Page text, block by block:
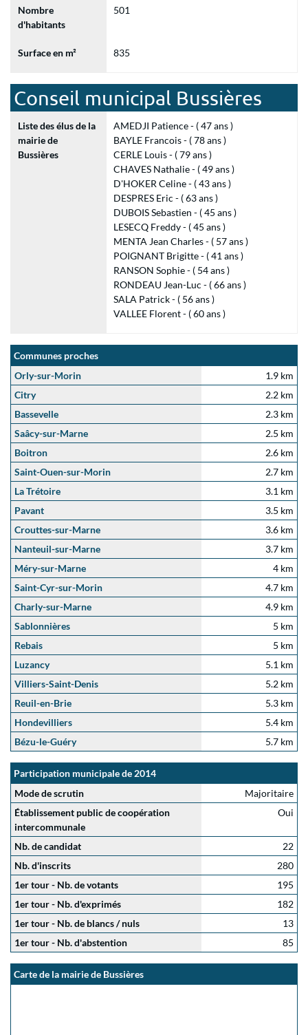
Nombre
d'habitants
501
Surface en m² 835
Conseil municipal Bussières
Liste des élus de la
mairie de
Bussières
AMEDJI Patience - ( 47 ans )
BAYLE Francois - ( 78 ans )
CERLE Louis - ( 79 ans )
CHAVES Nathalie - ( 49 ans )
D'HOKER Celine - ( 43 ans )
DESPRES Eric - ( 63 ans )
DUBOIS Sebastien - ( 45 ans )
LESECQ Freddy - ( 45 ans )
MENTA Jean Charles - ( 57 ans )
POIGNANT Brigitte - ( 41 ans )
RANSON Sophie - ( 54 ans )
RONDEAU Jean-Luc - ( 66 ans )
SALA Patrick - ( 56 ans )
VALLEE Florent - ( 60 ans )
Communes proches
Orly-sur-Morin
1.9 km
Citry
2.2 km
Bassevelle
2.3 km
Saâcy-sur-Marne
2.5 km
Boitron
2.6 km
Saint-Ouen-sur-Morin
2.7 km
La Trétoire
3.1 km
Pavant
3.5 km
Crouttes-sur-Marne
3.6 km
Nanteuil-sur-Marne
3.7 km
Méry-sur-Marne
4 km
Saint-Cyr-sur-Morin
4.7 km
Charly-sur-Marne
4.9 km
Sablonnières
5 km
Rebais
5 km
Luzancy
5.1 km
Villiers-Saint-Denis
5.2 km
Reuil-en-Brie
5.3 km
Hondevilliers
5.4 km
Bézu-le-Guéry
5.7 km
Participation municipale de 2014
Mode de scrutin
Majoritaire
Établissement public de coopération
intercommunale
Oui
Nb. de candidat
22
Nb. d'inscrits
280
1er tour - Nb. de votants
195
1er tour - Nb. d'exprimés
182
1er tour - Nb. de blancs / nuls
13
1er tour - Nb. d'abstention
85
Carte de la mairie de Bussières